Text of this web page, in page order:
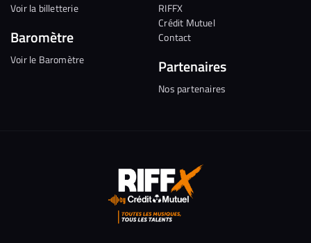
Voir la billetterie
Baromètre
Voir le Baromètre
RIFFX
Crédit Mutuel
Contact
Partenaires
Nos partenaires